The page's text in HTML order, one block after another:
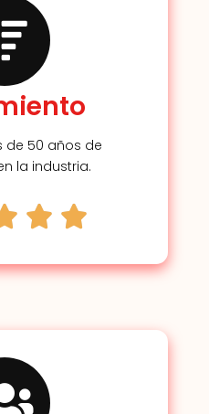
de 50 años de
la industria.
 